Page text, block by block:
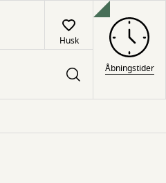
Husk
Åbningstider